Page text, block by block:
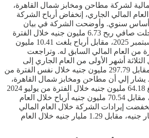
لشركة مطاحن ومخابز شمال القاهرة،
المالي الجاري، إنخفاض أرباح الشركة
على أساس سنوي. وأوضحت الشركة في بيان
لبورصة مصر أنها سجلت صافي ربح 6.73 مليون جنيه خلال الفترة
من يوليو حتى نهاية سبتمبر 2025، مقابل أرباح بلغت 10.41 مليون
من العام المالي السابق له. وتراجعت
أشهر الأولى من العام الجاري إلى
218.17 مليون جنيه، مقابل 297.79 مليون جنيه خلال نفس الفترة من
يشار إلي أن مطاحن ومخابز شمال القاهرة،
سجلت صافي ربح بلغ 64.18 مليون جنيه خلال الفترة من يوليو 2024
حتى نهاية يونيو 2025، مقابل 70.54 مليون جنيه أرباح خلال العام
إيرادات الشركة خلال العام المالي
الماضي إلى 1.16 مليار جنيه، مقابل 1.29 مليار جنيه خلال العام